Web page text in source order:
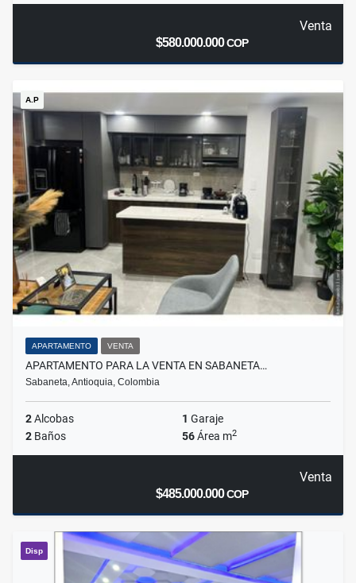
Venta
$580.000.000COP
A.P
APARTAMENTO VENTA
APARTAMENTO PARA LA VENTA EN SABANETA…
Sabaneta, Antioquia, Colombia
2Alcobas 1 Garaje
2 Baños 56Área m2
Venta
$485.000.000COP
Disp